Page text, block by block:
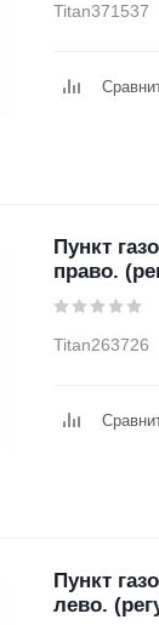
Titan371537
Пункт
право.
Titan263726
Пункт
лево.